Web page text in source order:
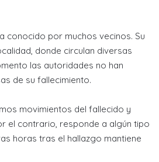
conocido por muchos vecinos. Su
donde circulan diversas
las autoridades no han
de su fallecimiento.
movimientos del fallecido y
el contrario, responde a algún tipo
horas tras el hallazgo mantiene